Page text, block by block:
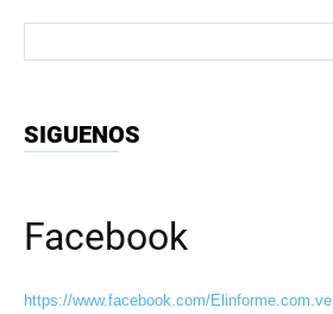
SIGUENOS
Facebook
https://www.facebook.com/Elinforme.com.ve